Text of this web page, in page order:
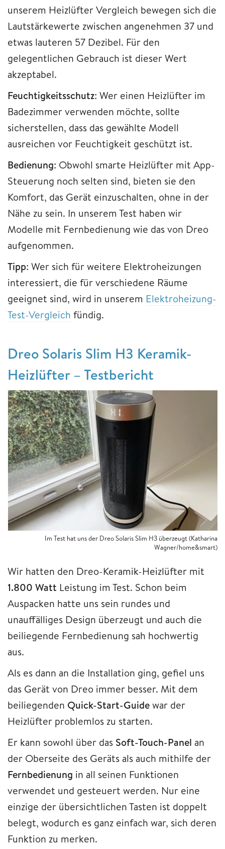
unserem Heizlüfter Vergleich bewegen sich die
Lautstärkewerte zwischen angenehmen 37 und
etwas lauteren 57 Dezibel. Für den
gelegentlichen Gebrauch ist dieser Wert
akzeptabel.
Feuchtigkeitsschutz: Wer einen Heizlüfter im
Badezimmer verwenden möchte, sollte
sicherstellen, dass das gewählte Modell
ausreichen vor Feuchtigkeit geschützt ist.
Bedienung: Obwohl smarte Heizlüfter mit App-
Steuerung noch selten sind, bieten sie den
Komfort, das Gerät einzuschalten, ohne in der
Nähe zu sein. In unserem Test haben wir
Modelle mit Fernbedienung wie das von Dreo
aufgenommen.
Tipp: Wer sich für weitere Elektroheizungen
interessiert, die für verschiedene Räume
geeignet sind, wird in unserem Elektroheizung-
Test-Vergleich fündig.
Dreo Solaris Slim H3 Keramik-
Heizlüfter – Testbericht
Im Test hat uns der Dreo Solaris Slim H3 überzeugt (Katharina
Wagner/home&smart)
Wir hatten den Dreo-Keramik-Heizlüfter mit
1.800 Watt Leistung im Test. Schon beim
Auspacken hatte uns sein rundes und
unauffälliges Design überzeugt und auch die
beiliegende Fernbedienung sah hochwertig
aus.
Als es dann an die Installation ging, gefiel uns
das Gerät von Dreo immer besser. Mit dem
beiliegenden Quick-Start-Guidewar der
Heizlüfter problemlos zu starten.
Er kann sowohl über das Soft-Touch-Panel an
der Oberseite des Geräts als auch mithilfe der
Fernbedienung in all seinen Funktionen
verwendet und gesteuert werden. Nur eine
einzige der übersichtlichen Tasten ist doppelt
belegt, wodurch es ganz einfach war, sich deren
Funktion zu merken.